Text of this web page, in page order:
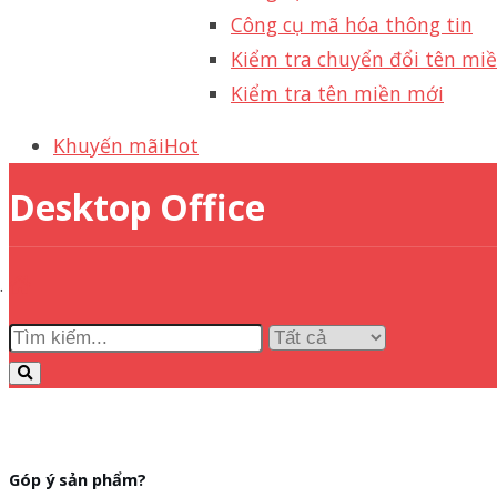
Công cụ mã hóa thông tin
Kiểm tra chuyển đổi tên
Kiểm tra tên miền mới
Khuyến mãiHot
Desktop Office
Góp ý sản phẩm?